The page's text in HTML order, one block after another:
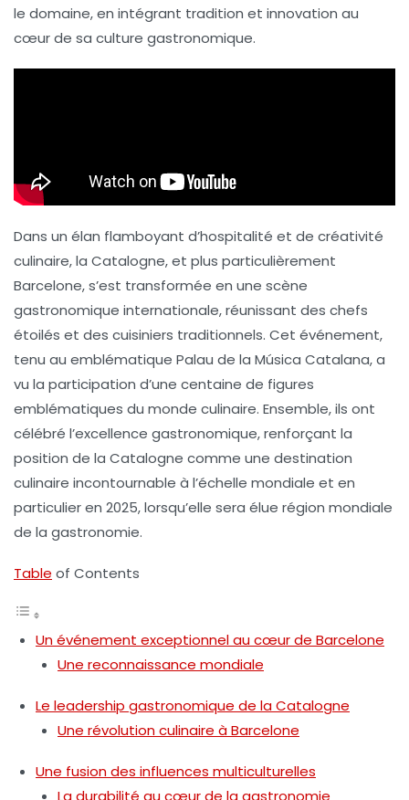
le domaine, en intégrant tradition et innovation au
cœur de sa culture gastronomique.
Dans un élan flamboyant d’hospitalité et de créativité
culinaire, la Catalogne, et plus particulièrement
Barcelone, s’est transformée en une scène
gastronomique internationale, réunissant des chefs
étoilés et des cuisiniers traditionnels. Cet événement,
tenu au emblématique Palau de la Música Catalana, a
vu la participation d’une centaine de figures
emblématiques du monde culinaire. Ensemble, ils ont
célébré l’excellence gastronomique, renforçant la
position de la Catalogne comme une destination
culinaire incontournable à l’échelle mondiale et en
particulier en 2025, lorsqu’elle sera élue région mondiale
de la gastronomie.
Table of Contents
Un événement exceptionnel au cœur de Barcelone
Une reconnaissance mondiale
Le leadership gastronomique de la Catalogne
Une révolution culinaire à Barcelone
Une fusion des influences multiculturelles
La durabilité au cœur de la gastronomie